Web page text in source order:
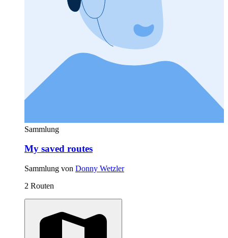
Sammlung
My saved routes
Sammlung von Donny Wetzler
2 Routen